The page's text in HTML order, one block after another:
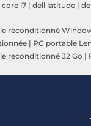
core i7 | dell latitude |
reconditionné
| PC portable
reconditionné 32 Go |